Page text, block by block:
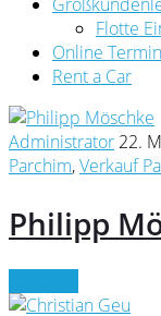
Flotte
Online
Rent a Car
Administrator 22.
Parchim,Verkauf
Philipp